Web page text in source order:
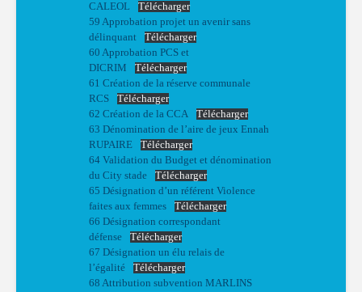
CALEOL
Télécharger
59 Approbation projet un avenir sans
délinquant
Télécharger
60 Approbation PCS et
DICRIM
Télécharger
61 Création de la réserve communale
RCS
Télécharger
62 Création de la CCA
Télécharger
63 Dénomination de l’aire de jeux Ennah
RUPAIRE
Télécharger
64 Validation du Budget et dénomination
du City stade
Télécharger
65 Désignation d’un référent Violence
faites aux femmes
Télécharger
66 Désignation correspondant
défense
Télécharger
67 Désignation un élu relais de
l’égalité
Télécharger
68 Attribution subvention MARLINS